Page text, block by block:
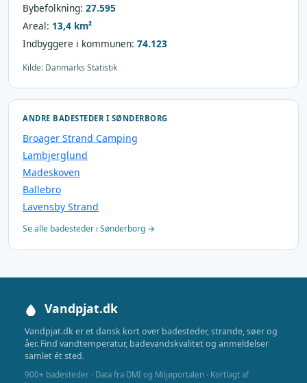
Bybefolkning: 27.595
Areal: 13,4 km²
Indbyggere i kommunen: 74.123
Kilde: Danmarks Statistik
ANDRE BADESTEDER I SØNDERBORG
Broager Strand Camping
Lambjerglund
Madeskoven
Ballebro
Lavensby Strand
Se alle badesteder i Sønderborg →
Vandpjat.dk
Vandpjat.dk er et dansk kort over badesteder, strande, søer og
åer. Find vandtemperatur, badevandskvalitet og anmeldelser
samlet ét sted.
900+ badesteder · Data fra DMI og Miljøportalen · Kortlagt af